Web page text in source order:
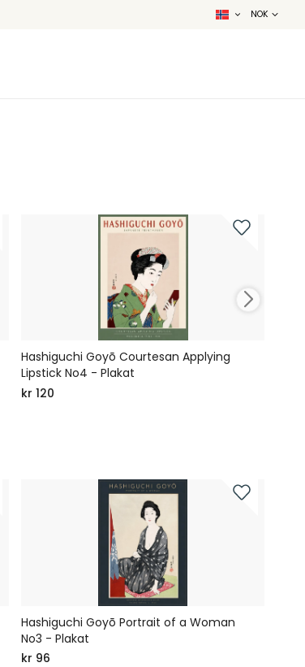
Hashiguchi Goyō Courtesan Applying
Lipstick No4 - Plakat
kr 120
Hashiguchi Goyō Portrait of a Woman
No3 - Plakat
kr 96